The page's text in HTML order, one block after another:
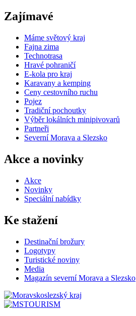
Zajímavé
Máme světový kraj
Fajna zima
Technotrasa
Hravé pohraničí
E-kola pro kraj
Karavany a kemping
Ceny cestovního ruchu
Pojez
Tradiční pochoutky
Výběr lokálních minipivovarů
Partneři
Severní Morava a Slezsko
Akce a novinky
Akce
Novinky
Speciální nabídky
Ke stažení
Destinační brožury
Logotypy
Turistické noviny
Media
Magazín severní Morava a Slezsko